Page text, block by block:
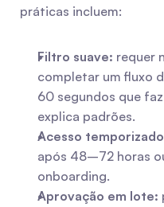
práticas incluem:
Filtro suave: requer
completar um fluxo
60 segundos que
explica padrões.
Acesso
após 48–72 horas
onboarding.
Aprovação em lote: